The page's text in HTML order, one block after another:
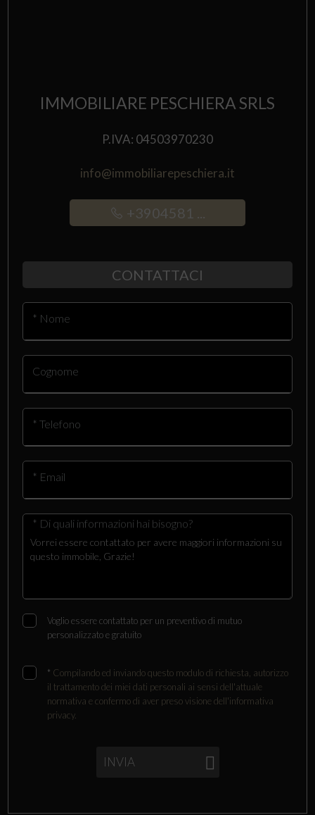
IMMOBILIARE PESCHIERA SRLS
P.IVA: 04503970230
info@immobiliarepeschiera.it
+3904581 ...
CONTATTACI
* Nome
Cognome
* Telefono
* Email
* Di quali informazioni hai bisogno?
Voglio essere contattato per un preventivo di mutuo
personalizzato e gratuito
* Compilando ed inviando questo modulo di richiesta, autorizzo
il trattamento dei miei dati personali ai sensi dell'attuale
normativa e confermo di aver preso visione dell'informativa
privacy.
INVIA